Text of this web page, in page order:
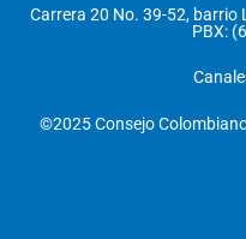
Carrera 20 No. 39-52, barrio
PBX:
©2025 Consejo